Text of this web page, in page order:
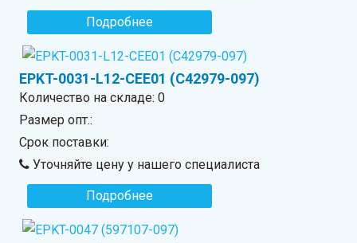
Подробнее
EPKT-0031-L12-CEE01 (C42979-097)
Количество на складе:0
Размер опт.:
Срок поставки:
Уточняйте цену у нашего специалиста
Подробнее